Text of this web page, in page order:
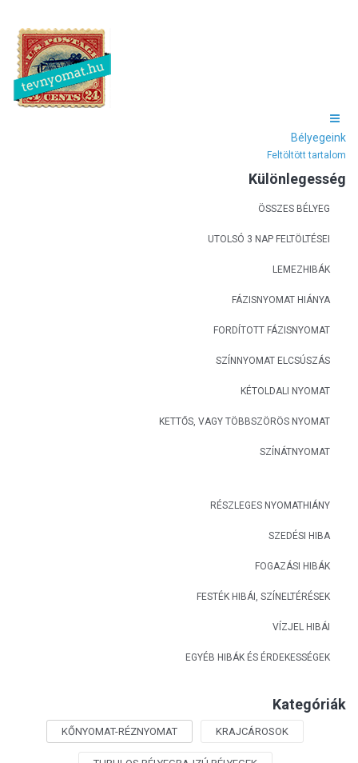
Bélyegeink
Feltöltött tartalom
Különlegesség
ÖSSZES BÉLYEG
UTOLSÓ 3 NAP FELTÖLTÉSEI
LEMEZHIBÁK
FÁZISNYOMAT HIÁNYA
FORDÍTOTT FÁZISNYOMAT
SZÍNNYOMAT ELCSÚSZÁS
KÉTOLDALI NYOMAT
KETTŐS, VAGY TÖBBSZÖRÖS NYOMAT
SZÍNÁTNYOMAT
RÉSZLEGES NYOMATHIÁNY
SZEDÉSI HIBA
FOGAZÁSI HIBÁK
FESTÉK HIBÁI, SZÍNELTÉRÉSEK
VÍZJEL HIBÁI
EGYÉB HIBÁK ÉS ÉRDEKESSÉGEK
Kategóriák
KŐNYOMAT-RÉZNYOMAT KRAJCÁROSOK